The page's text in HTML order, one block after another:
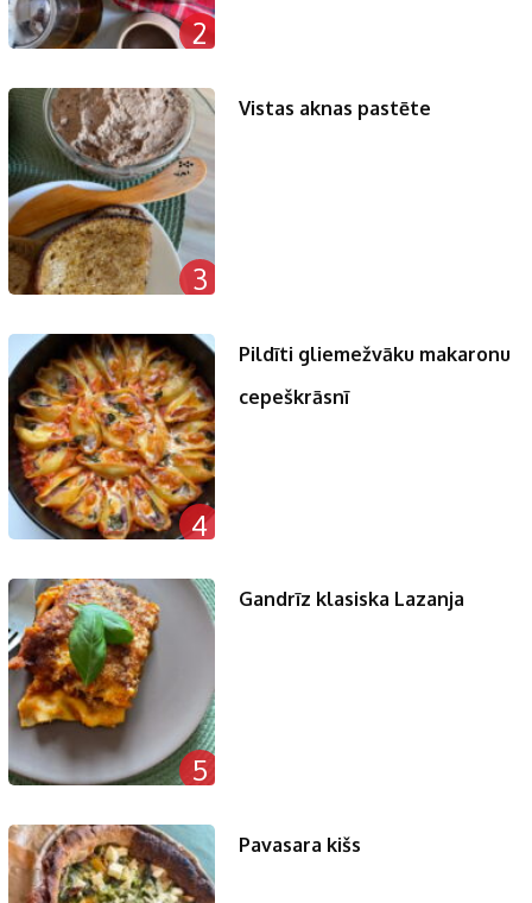
2
3
Vistas aknas pastēte
4
Pildīti gliemežvāku makaronu
cepeškrāsnī
5
Gandrīz klasiska Lazanja
Pavasara kišs